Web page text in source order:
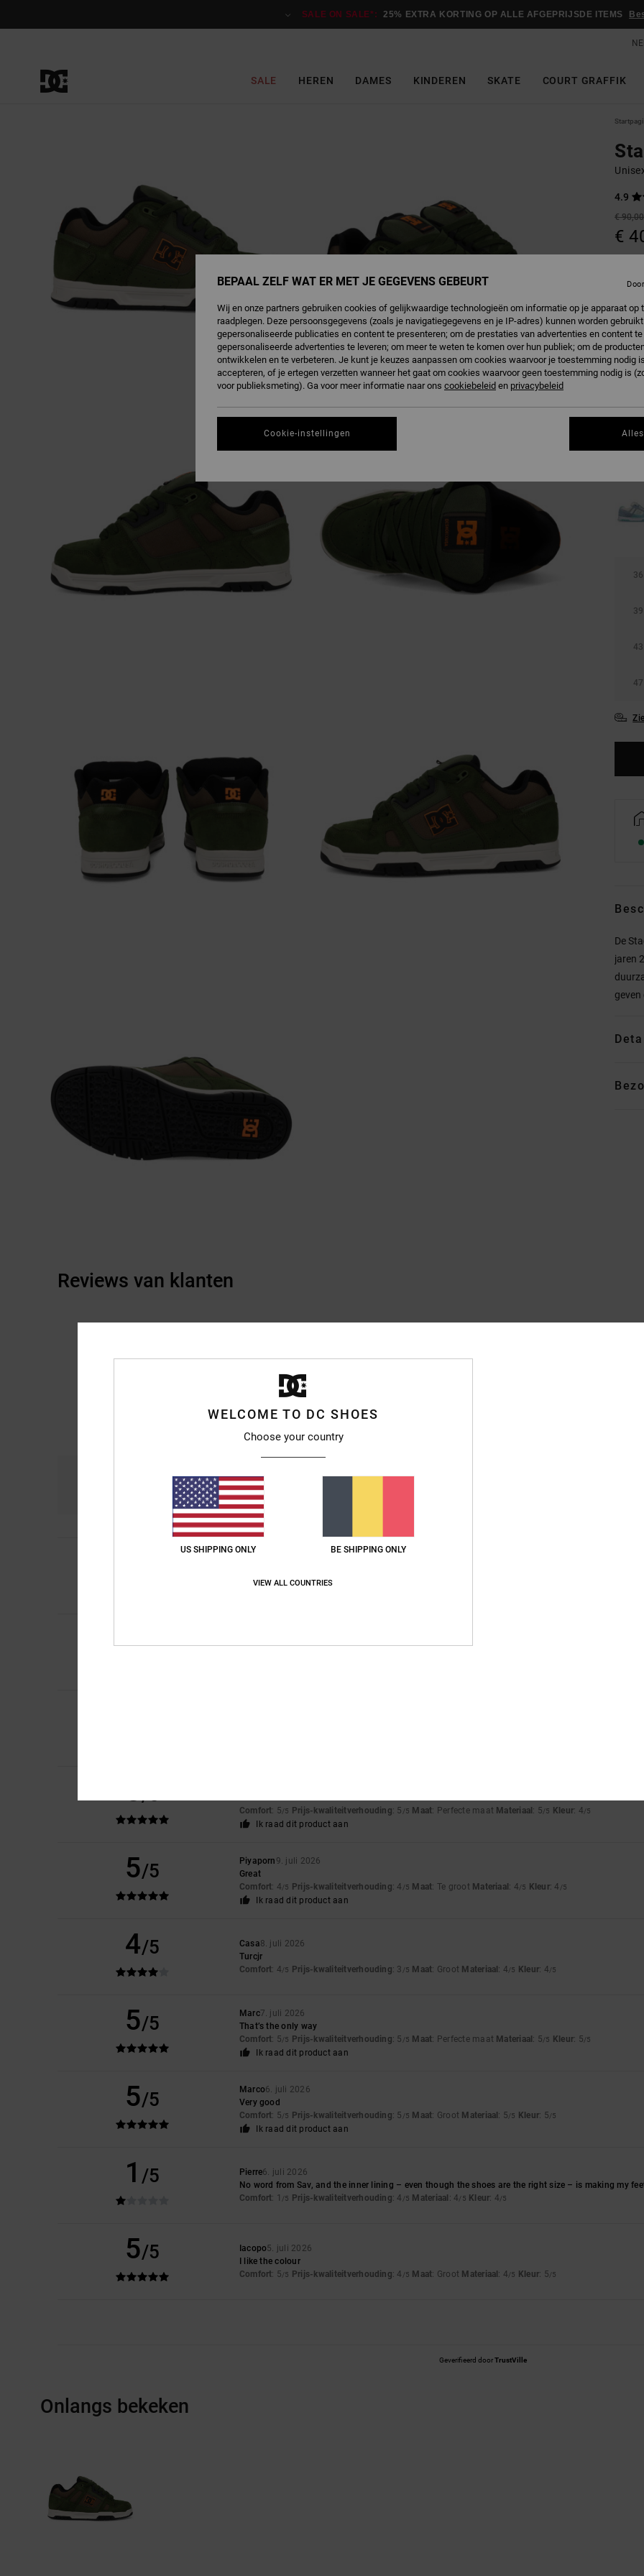
SALE ON SALE*: 25% EXTRA KORTING OP ALLE AFGEPRIJSDE ITEMS
SALE HEREN DAMES KINDEREN SKATE COURT GRAFFIK
4.9
€ 90,00
€
Kleur
36
39
43
47
De
jaren
geven
Reviews van klanten
4.9
4.8
Comfort : 5 /5 Prijs-kwaliteitverhouding
5/5
5
Comfort: 5/5 Prijs-kwaliteitverhouding: 5 /5 Maat: Perfecte maat Materiaal : 5/5 Kleur: 4/5
Ik raad dit product aan
5/5 Piyaporn 9. juli 2026
Great
Comfort: 4/5 Prijs-kwaliteitverhouding: 4 /5 Maat: Te groot Materiaal : 4/5 Kleur: 4 /5
Ik raad dit product aan
4/5 Casa8. juli 2026
Turcjr
Comfort: 4/5 Prijs-kwaliteitverhouding: 3 /5 Maat: Groot Materiaal : 4/5 Kleur: 4/5
5/5 Marc7. juli 2026
That’s the only way
Comfort: 5/5 Prijs-kwaliteitverhouding: 5 /5 Maat: Perfecte maat Materiaal : 5/5 Kleur: 5/5
Ik raad dit product aan
5/5 Marco6. juli 2026
Very good
Comfort: 5/5 Prijs-kwaliteitverhouding: 5 /5 Maat: Groot Materiaal : 5/5 Kleur: 5/5
Ik raad dit product aan
1 /5 Pierre6. juli 2026
No word from Sav, and the inner lining – even though the shoes are the right size – is making my
Comfort: 1 /5 Prijs-kwaliteitverhouding: 4 /5 Materiaal : 4/5 Kleur: 4/5
5/5 Iacopo5. juli 2026
I like the colour
Comfort: 5/5 Prijs-kwaliteitverhouding: 4 /5 Maat: Groot Materiaal : 4/5 Kleur: 5/5
Geverifieerd doorTrustVille
Onlangs bekeken
WELCOME TO DC SHOES
Choose your country
US SHIPPING ONLY BE SHIPPING ONLY
VIEW ALL COUNTRIES
BEPAAL ZELF WAT ER MET JE GEGEVENS GEBEURT
Wij en onze partners gebruiken cookies of gelijkwaardige technologieën om informatie op je apparaat op
raadplegen. Deze persoonsgegevens (zoals je navigatiegegevens en je IP-adres) kunnen worden
gepersonaliseerde publicaties en content te presenteren; om de prestaties van advertenties en content
gepersonaliseerde advertenties te leveren; om meer te weten te komen over hun publiek; om de
ontwikkelen en te verbeteren. Je kunt je keuzes aanpassen om cookies waarvoor je toestemming nodig
accepteren, of je ertegen verzetten wanneer het gaat om cookies waarvoor geen toestemming nodig is
voor publieksmeting). Ga voor meer informatie naar ons cookiebeleid en privacybeleid
Cookie-instellingen